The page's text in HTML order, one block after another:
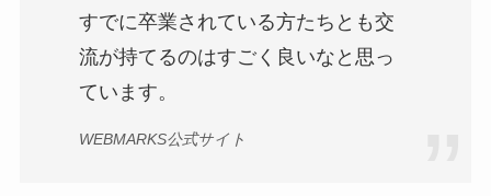
すでに卒業されている方たちとも交
流が持てるのはすごく良いなと思っ
ています。
WEBMARKS公式サイト